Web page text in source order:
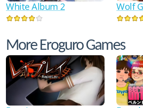
White Album 2 Wolf
More Eroguro Games